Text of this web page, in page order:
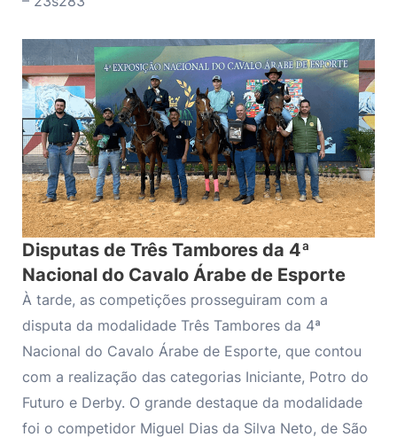
Disputas de Três Tambores da 4ª
Nacional do Cavalo Árabe de Esporte
À tarde, as competições prosseguiram com a
disputa da modalidade Três Tambores da 4ª
Nacional do Cavalo Árabe de Esporte, que contou
com a realização das categorias Iniciante, Potro do
Futuro e Derby. O grande destaque da modalidade
foi o competidor Miguel Dias da Silva Neto, de São